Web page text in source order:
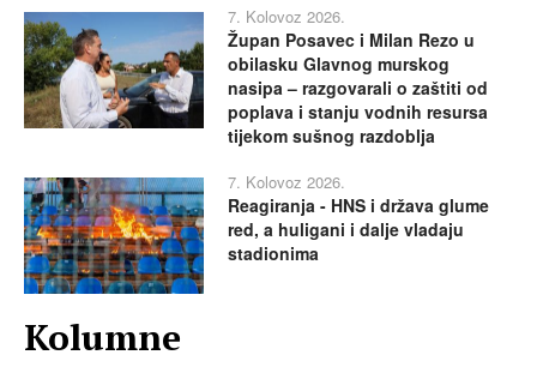
7. Kolovoz 2026.
Župan Posavec i Milan Rezo u
obilasku Glavnog murskog
nasipa – razgovarali o zaštiti od
poplava i stanju vodnih resursa
tijekom sušnog razdoblja
7. Kolovoz 2026.
Reagiranja - HNS i država glume
red, a huligani i dalje vladaju
stadionima
Kolumne